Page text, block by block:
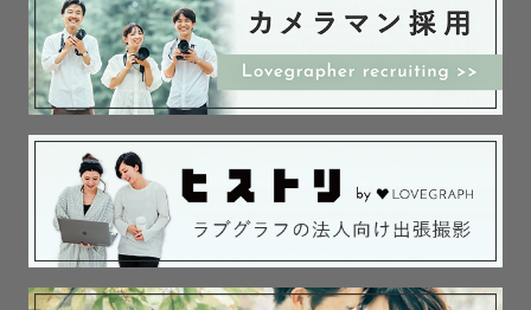
ニューボーン撮影前に、おふたりの最後のカップルフォト
を
そして初めてのファミリーフォトを撮影しませんか？
妊娠期間は嬉しさや喜びのほかに、
計り知れない不安や辛さも同時にくるものだとたくさんの
ママさんから聞いています。
だからこそ、撮影を通して、赤ちゃんを迎える準備をする
時間にしませんか？